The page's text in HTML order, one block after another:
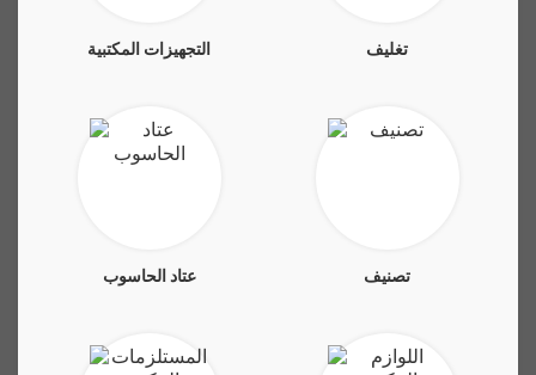
التجهيزات المكتبية تغليف
عتاد الحاسوب تصنيف